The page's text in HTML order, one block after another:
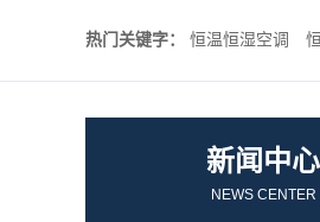
热门关键字： 恒温恒湿空调
新闻中心
NEWS CENTER